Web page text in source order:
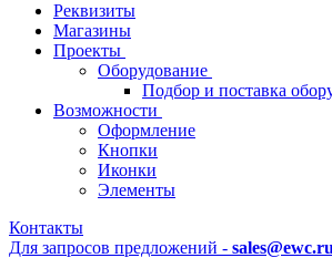
Реквизиты
Магазины
Проекты
Оборудование
Подбор и поставка
Возможности
Оформление
Кнопки
Иконки
Элементы
Контакты
Для запросов предложений - sales@ewc.ru